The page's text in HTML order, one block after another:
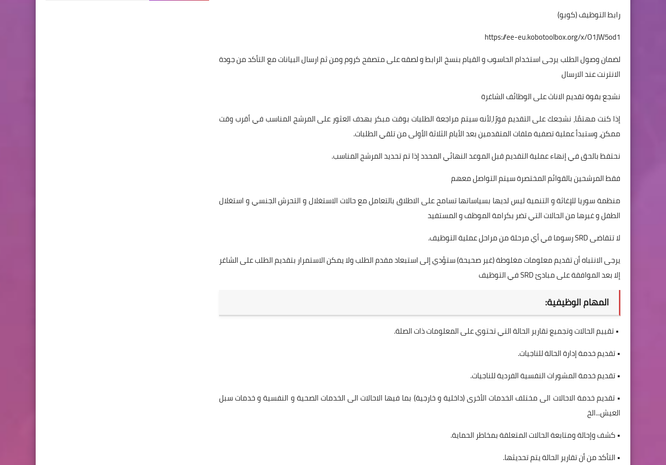
رابط التوظيف (كوبو)
https://ee-eu.kobotoolbox.org/x/O1JW5od1
لضمان وصول الطلب يرجى استخدام الحاسوب و القيام بنسخ الرابط و لصقه على متصفح كروم ومن ثم ارسال البيانات مع التأكد من جودة
الانترنت عند الارسال
نشجع بقوة تقديم الاناث على الوظائف الشاغرة
إذا كنت مهتمًا، نشجعك على التقديم فورًا،لأنه سيتم مراجعة الطلبات بوقت مبكر بهدف العثور على المرشح المناسب في أقرب وقت
ممكن، وستبدأ عملية تصفية ملفات المتقدمين بعد الأيام الثلاثة الأولى من تلقي الطلبات.
نحتفظ بالحق في إنهاء عملية التقديم قبل الموعد النهائي المحدد إذا تم تحديد المرشح المناسب.
فقط المرشحين بالقوائم المختصرة سيتم التواصل معهم
منظمة سوريا للإغاثة و التنمية ليس لديها بسياساتها تسامح على الاطلاق بالتعامل مع حالات الاستغلال و التحرش الجنسي و استغلال
الطفل و غيرها من الحالات التي تضر بكرامة الموظف و المستفيد
لا تتقاضى SRD رسوما في أي مرحلة من مراحل عملية التوظيف.
يرجى الانتباه أن تقديم معلومات مغلوطة (غير صحيحة) ستؤدي إلى استبعاد مقدم الطلب ولا يمكن الاستمرار بتقديم الطلب على الشاغر
إلا بعد الموافقة على مبادئ SRD في التوظيف
المهام الوظيفية:
• تقييم الحالات وتجميع تقارير الحالة التي تحتوي على المعلومات ذات الصلة.
• تقديم خدمة إدارة الحالة للناجيات.
• تقديم خدمة المشورات النفسية الفردية للناجيات.
• تقديم خدمة الاحالات الى مختلف الخدمات الأخرى (داخلية و خارجية) بما فيها الاحالات الى الخدمات الصحية و النفسية و خدمات سبل
العيش...الخ
• كشف وإحالة ومتابعة الحالات المتعلقة بمخاطر الحماية.
• التأكد من أن تقارير الحالة يتم تحديثها.